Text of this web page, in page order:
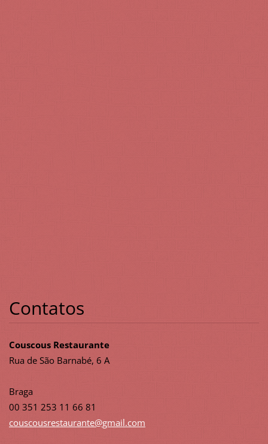
Contatos
Couscous Restaurante
Rua de São Barnabé, 6 A
Braga
00 351 253 11 66 81
couscousrestaurante@gmail.com